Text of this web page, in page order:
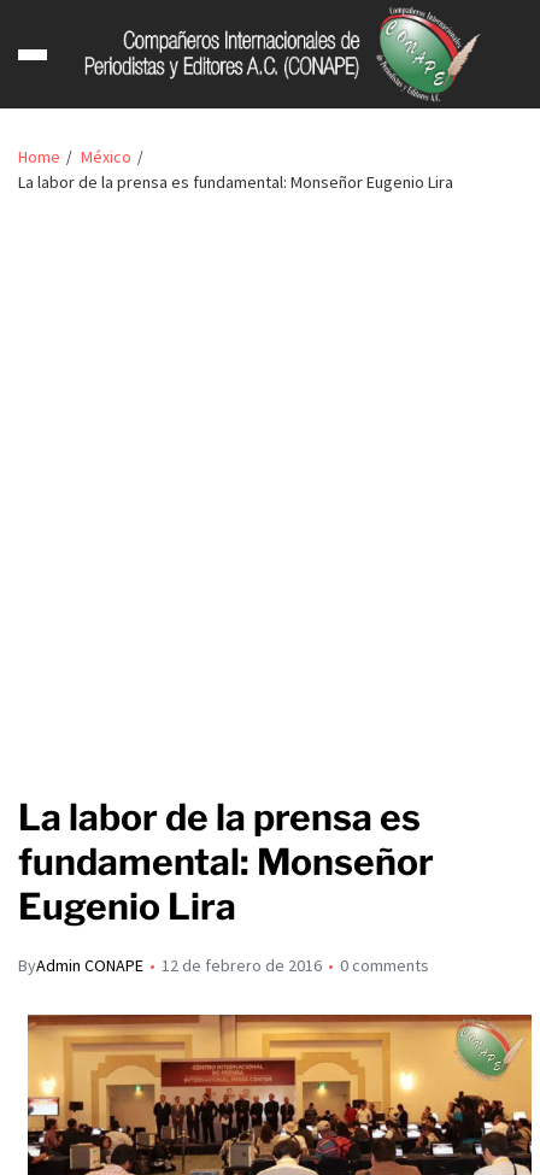
Home
México
La labor de la prensa es fundamental: Monseñor Eugenio Lira
La labor de la prensa es
fundamental: Monseñor
Eugenio Lira
ByAdmin CONAPE 12 de febrero de 2016 0 comments